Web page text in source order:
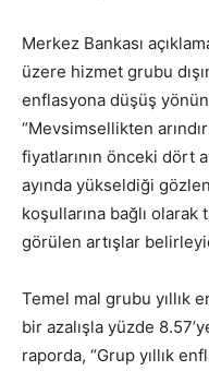
Merkez Bankası
üzere hizmet grubu
enflasyona düşüş
“Mevsimsellikten
fiyatlarının önceki dört
ayında yükseldiği
koşullarına bağlı
görülen artışlar
Temel mal grubu yıllık
bir azalışla yüzde
raporda, “Grup yıllık